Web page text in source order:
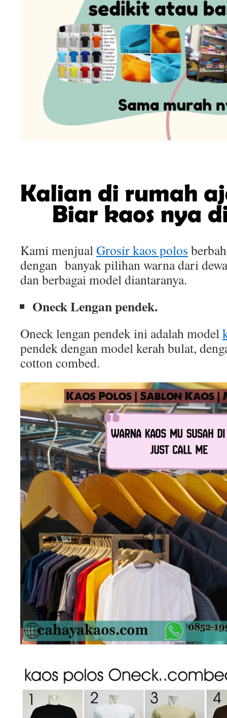
Kami menjualGrosir kaos polos
dengan banyak pilihan warna dari
dan berbagai model diantaranya.
Oneck Lengan pendek.
Oneck lengan pendek ini adalah model
pendek dengan model kerah bulat,
cotton combed.